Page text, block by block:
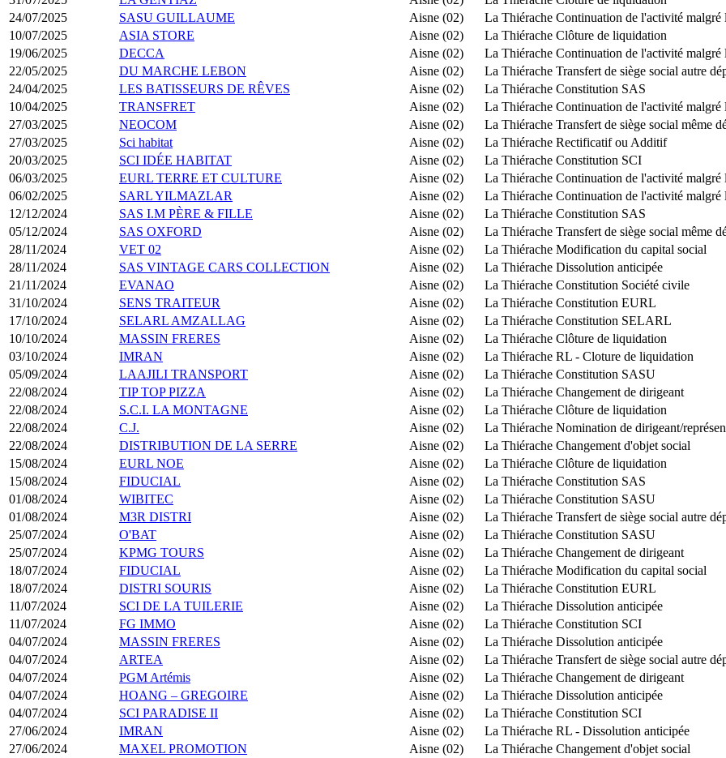
24/07/2025
SASU GUILLAUME Aisne (02) La Thiérache Continuation de l'activité malgré
10/07/2025
ASIA STORE Aisne (02) La Thiérache Clôture de liquidation
19/06/2025
DECCA Aisne (02) La Thiérache Continuation de l'activité malgré
22/05/2025
DU MARCHE LEBON Aisne (02) La Thiérache Transfert de siège social autre
24/04/2025
LES BATISSEURS DE RÊVES Aisne (02) La Thiérache Constitution SAS
10/04/2025
TRANSFRET Aisne (02) La Thiérache Continuation de l'activité malgré
27/03/2025
NEOCOM Aisne (02) La Thiérache Transfert de siège social même
27/03/2025
Sci habitat Aisne (02) La Thiérache Rectificatif ou Additif
20/03/2025
SCI IDÉE HABITAT Aisne (02) La Thiérache Constitution SCI
06/03/2025
EURL TERRE ET CULTURE Aisne (02) La Thiérache Continuation de l'activité malgré
06/02/2025
SARL YILMAZLAR Aisne (02) La Thiérache Continuation de l'activité malgré
12/12/2024
SAS I.M PÈRE & FILLE Aisne (02) La Thiérache Constitution SAS
05/12/2024
SAS OXFORD Aisne (02) La Thiérache Transfert de siège social même
28/11/2024
VET 02 Aisne (02) La Thiérache Modification du capital social
28/11/2024
SAS VINTAGE CARS COLLECTION Aisne (02) La Thiérache Dissolution anticipée
21/11/2024
EVANAO Aisne (02) La Thiérache Constitution Société civile
31/10/2024
SENS TRAITEUR Aisne (02) La Thiérache Constitution EURL
17/10/2024
SELARL AMZALLAG Aisne (02) La Thiérache Constitution SELARL
10/10/2024
MASSIN FRERES Aisne (02) La Thiérache Clôture de liquidation
03/10/2024
IMRAN Aisne (02) La Thiérache RL - Cloture de liquidation
05/09/2024
LAAJILI TRANSPORT Aisne (02) La Thiérache Constitution SASU
22/08/2024
TIP TOP PIZZA Aisne (02) La Thiérache Changement de dirigeant
22/08/2024
S.C.I. LA MONTAGNE Aisne (02) La Thiérache Clôture de liquidation
22/08/2024
C.J. Aisne (02) La Thiérache Nomination de dirigeant/
22/08/2024
DISTRIBUTION DE LA SERRE Aisne (02) La Thiérache Changement d'objet social
15/08/2024
EURL NOE Aisne (02) La Thiérache Clôture de liquidation
15/08/2024
FIDUCIAL Aisne (02) La Thiérache Constitution SAS
01/08/2024
WIBITEC Aisne (02) La Thiérache Constitution SASU
01/08/2024
M3R DISTRI Aisne (02) La Thiérache Transfert de siège social autre
25/07/2024
O'BAT Aisne (02) La Thiérache Constitution SASU
25/07/2024
KPMG TOURS Aisne (02) La Thiérache Changement de dirigeant
18/07/2024
FIDUCIAL Aisne (02) La Thiérache Modification du capital social
18/07/2024
DISTRI SOURIS Aisne (02) La Thiérache Constitution EURL
11/07/2024
SCI DE LA TUILERIE Aisne (02) La Thiérache Dissolution anticipée
11/07/2024
FG IMMO Aisne (02) La Thiérache Constitution SCI
04/07/2024
MASSIN FRERES Aisne (02) La Thiérache Dissolution anticipée
04/07/2024
ARTEA Aisne (02) La Thiérache Transfert de siège social autre
04/07/2024
PGM Artémis Aisne (02) La Thiérache Changement de dirigeant
04/07/2024
HOANG – GREGOIRE Aisne (02) La Thiérache Dissolution anticipée
04/07/2024
SCI PARADISE II Aisne (02) La Thiérache Constitution SCI
27/06/2024
IMRAN Aisne (02) La Thiérache RL - Dissolution anticipée
27/06/2024
MAXEL PROMOTION Aisne (02) La Thiérache Changement d'objet social